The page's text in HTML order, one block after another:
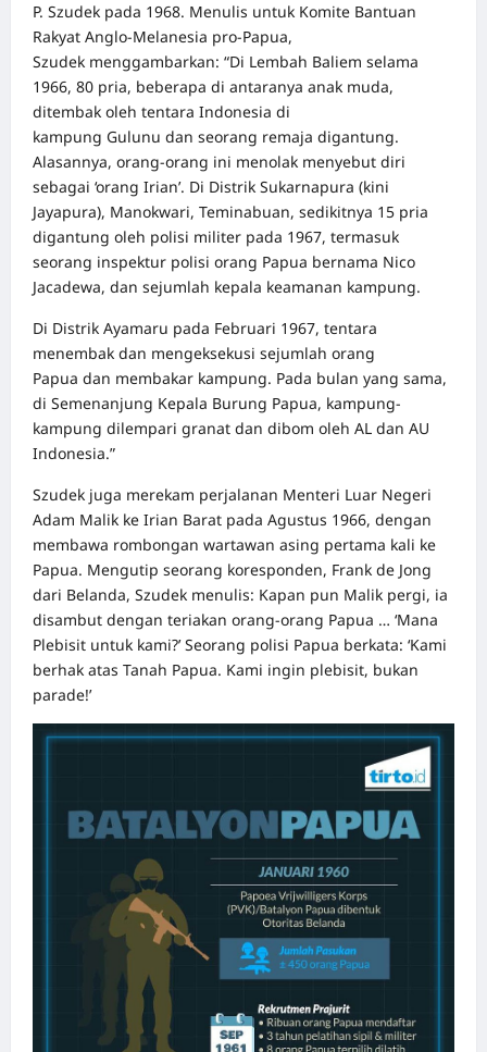
P. Szudek pada 1968. Menulis untuk Komite Bantuan
Rakyat Anglo-Melanesia pro-Papua,
Szudek menggambarkan: “Di Lembah Baliem selama
1966, 80 pria, beberapa di antaranya anak muda,
ditembak oleh tentara Indonesia di
kampung Gulunu dan seorang remaja digantung.
Alasannya, orang-orang ini menolak menyebut diri
sebagai ‘orang Irian’. Di Distrik Sukarnapura (kini
Jayapura), Manokwari, Teminabuan, sedikitnya 15 pria
digantung oleh polisi militer pada 1967, termasuk
seorang inspektur polisi orang Papua bernama Nico
Jacadewa, dan sejumlah kepala keamanan kampung.
Di Distrik Ayamaru pada Februari 1967, tentara
menembak dan mengeksekusi sejumlah orang
Papua dan membakar kampung. Pada bulan yang sama,
di Semenanjung Kepala Burung Papua, kampung-
kampung dilempari granat dan dibom oleh AL dan AU
Indonesia.”
Szudek juga merekam perjalanan Menteri Luar Negeri
Adam Malik ke Irian Barat pada Agustus 1966, dengan
membawa rombongan wartawan asing pertama kali ke
Papua. Mengutip seorang koresponden, Frank de Jong
dari Belanda, Szudek menulis: Kapan pun Malik pergi, ia
disambut dengan teriakan orang-orang Papua … ‘Mana
Plebisit untuk kami?’ Seorang polisi Papua berkata: ‘Kami
berhak atas Tanah Papua. Kami ingin plebisit, bukan
parade!’